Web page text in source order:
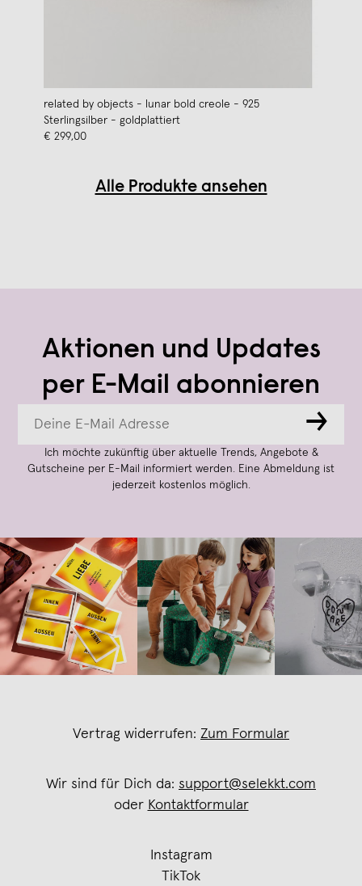
related by objects - lunar bold creole - 925
Sterlingsilber - goldplattiert
€ 299,00
Alle Produkte ansehen
Aktionen und Updates
per E-Mail abonnieren
→
Ich möchte zukünftig über aktuelle Trends, Angebote &
Gutscheine per E-Mail informiert werden. Eine Abmeldung ist
jederzeit kostenlos möglich.
Vertrag widerrufen: Zum Formular
Wir sind für Dich da: support@selekkt.com
oder Kontaktformular
Instagram
TikTok